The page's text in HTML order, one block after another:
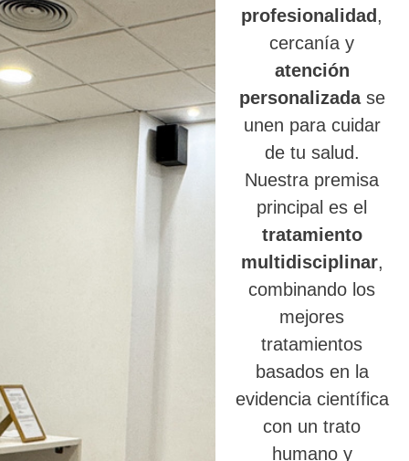
profesionalidad ,
cercanía y
atención
personalizadase
unen para cuidar
de tu salud.
Nuestra premisa
principal es el
tratamiento
multidisciplinar,
combinando los
mejores
tratamientos
basados en la
evidencia científica
con un trato
humano y